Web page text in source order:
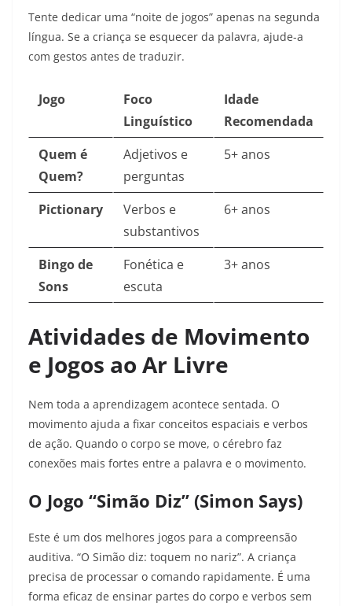
Tente dedicar uma “noite de jogos” apenas na segunda
língua. Se a criança se esquecer da palavra, ajude-a
com gestos antes de traduzir.
Jogo
Foco
Linguístico
Idade
Recomendada
Quem é
Quem?
Adjetivos e
perguntas
5+ anos
Pictionary
Verbos e
substantivos
6+ anos
Bingo de
Sons
Fonética e
escuta
3+ anos
Atividades de Movimento
e Jogos ao Ar Livre
Nem toda a aprendizagem acontece sentada. O
movimento ajuda a fixar conceitos espaciais e verbos
de ação. Quando o corpo se move, o cérebro faz
conexões mais fortes entre a palavra e o movimento.
O Jogo “Simão Diz” (Simon Says)
Este é um dos melhores jogos para a compreensão
auditiva. “O Simão diz: toquem no nariz”. A criança
precisa de processar o comando rapidamente. É uma
forma eficaz de ensinar partes do corpo e verbos sem